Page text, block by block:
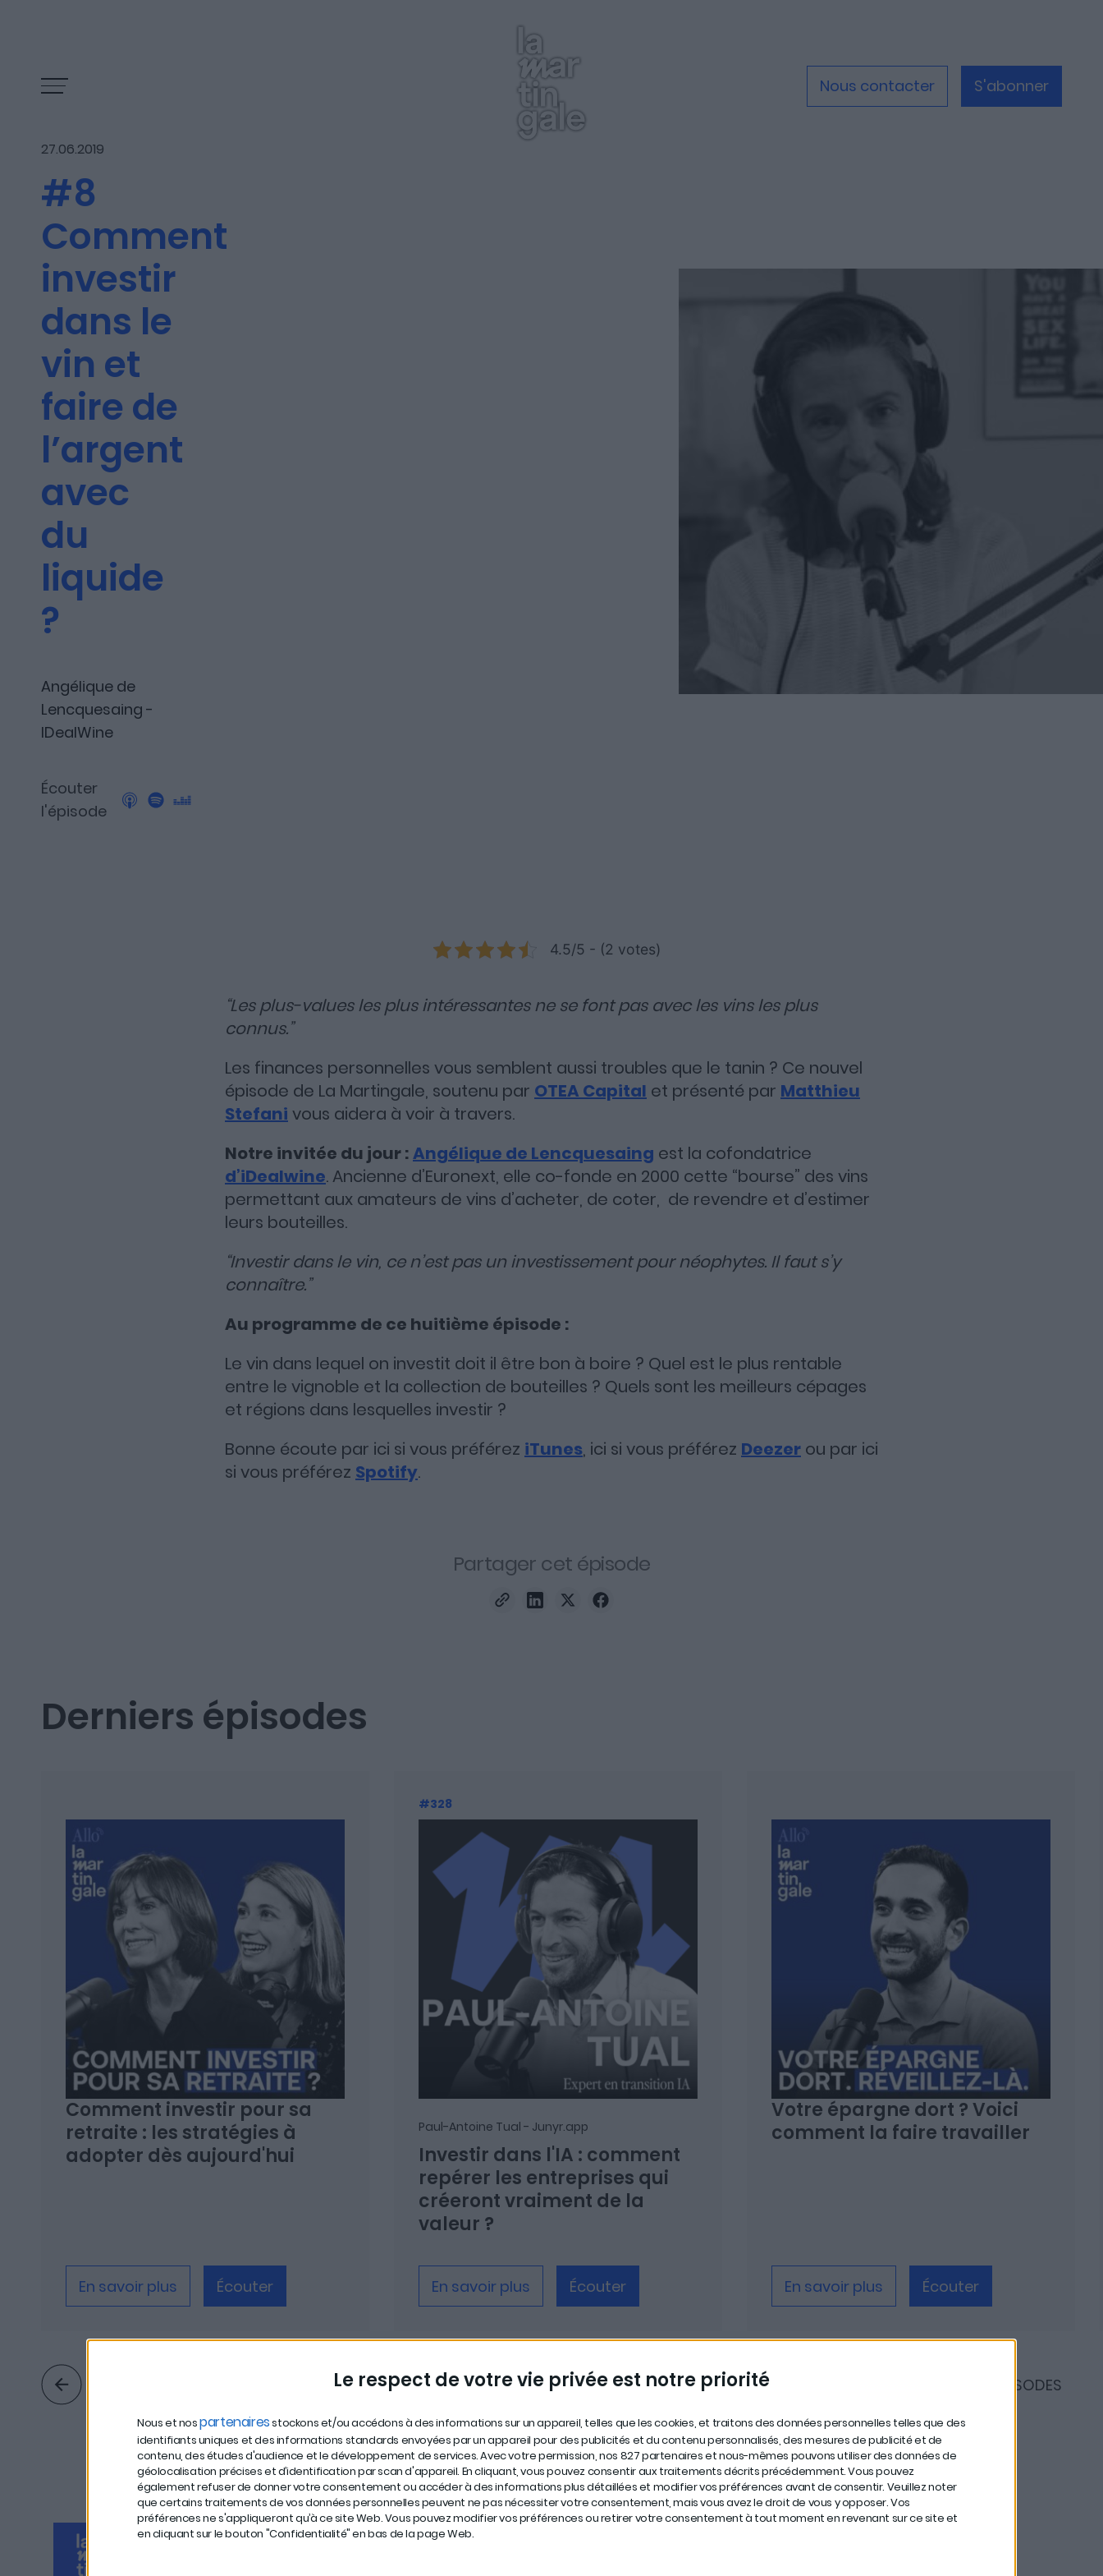
Le respect de votre vie privée est notre priorité
Nous et nospartenairesstockons et/ou accédons à des informations sur un appareil, telles que les cookies, et traitons des données personnelles telles que des
identifiants uniques et des informations standards envoyées par un appareil pour des publicités et du contenu personnalisés, des mesures de publicité et de
contenu, des études d'audience et le développement de services.Avec votre permission, nos 827 partenaires et nous-mêmes pouvons utiliser des données de
géolocalisation précises et d’identification par scan d'appareil. En cliquant, vous pouvez consentir aux traitements décrits précédemment. Vous pouvez
également refuser de donner votre consentement ou accéder à des informations plus détaillées et modifier vos préférences avant de consentir. Veuillez noter
que certains traitements de vos données personnelles peuvent ne pas nécessiter votre consentement, mais vous avez le droit de vous y opposer. Vos
préférences ne s'appliqueront qu’à ce site Web. Vous pouvez modifier vos préférences ou retirer votre consentement à tout moment en revenant sur ce site et
en cliquant sur le bouton "Confidentialité" en bas de la page Web.
Nous contacter S'abonner
Les épisodes
Les articles
Nous contacter
A propos
Merci à notre partenaire !
et en dette privée.
27.06.2019
#8
Comment
investir
dans le
vin et
faire de
l’argent
avec
du
liquide
?
Angélique de
Lencquesaing -
IDealWine
Écouter
l'épisode
4.5/5 - (2 votes)
“Les plus-values les plus intéressantes ne se font pas avec les vins les plus
connus.”
Les finances personnelles vous semblent aussi troubles que le tanin ? Ce nouvel
épisode de La Martingale, soutenu par OTEA Capital et présenté par Matthieu
Stefani vous aidera à voir à travers.
Notre invitée du jour :Angélique de Lencquesaing est la cofondatrice
d’iDealwine. Ancienne d’Euronext, elle co-fonde en 2000 cette “bourse” des vins
permettant aux amateurs de vins d’acheter, de coter, de revendre et d’estimer
leurs bouteilles.
“Investir dans le vin, ce n’est pas un investissement pour néophytes. Il faut s’y
connaître.”
Au programme de ce huitième épisode :
Le vin dans lequel on investit doit il être bon à boire ? Quel est le plus rentable
entre le vignoble et la collection de bouteilles ? Quels sont les meilleurs cépages
et régions dans lesquelles investir ?
Bonne écoute par ici si vous préférez iTunes, ici si vous préférez Deezer ou par ici
si vous préférez Spotify.
Partager cet épisode
Derniers épisodes
Comment investir pour sa
retraite : les stratégies à
adopter dès aujourd'hui
En savoir plus Écouter
#328
Paul-Antoine Tual - Junyr.app
Investir dans l'IA : comment
repérer les entreprises qui
créeront vraiment de la
valeur ?
En savoir plus Écouter
Votre épargne dort ? Voici
comment la faire travailler
En savoir plus Écouter
DÉCOUVRIR TOUS LES ÉPISODES
Apple Podcasts Spotify Deezer